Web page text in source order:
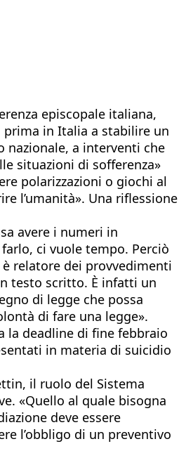
episcopale italiana,
prima in Italia a stabilire un
nazionale, a interventi che
situazioni di sofferenza»
polarizzazioni o giochi al
l’umanità». Una riflessione
avere i numeri in
ci vuole tempo. Perciò
relatore dei provvedimenti
testo scritto. È infatti un
di legge che possa
di fare una legge».
la deadline di fine febbraio
in materia di suicidio
il ruolo del Sistema
«Quello al quale bisogna
deve essere
l’obbligo di un preventivo